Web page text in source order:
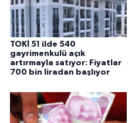
TOKİ 51 ilde 540
gayrimenkulü açık
artırmayla satıyor: Fiyatlar
700 bin liradan başlıyor